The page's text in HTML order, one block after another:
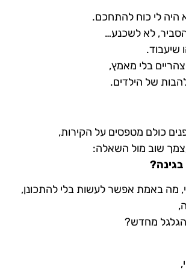
היה לי כוח להתחכם.
לא לשכנע…
שיעבוד.
בלי מאמץ,
של הילדים.
כולם מטפסים על הקירות,
שוב מול השאלה:
בגינה?
מה באמת אפשר לעשות בלי להתכונן,
מחדש?